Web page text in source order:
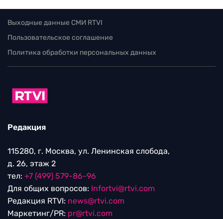
Выходные данные СМИ RTVI
Пользовательское соглашение
Политика обработки персональных данных
Редакция
115280, г. Москва, ул. Ленинская слобода,
д. 26, этаж 2
тел: +7 (499) 579-86-96
Для общих вопросов: Infortvi@rtvi.com
Редакция RTVI: news@rtvi.com
Маркетинг/PR: pr@rtvi.com